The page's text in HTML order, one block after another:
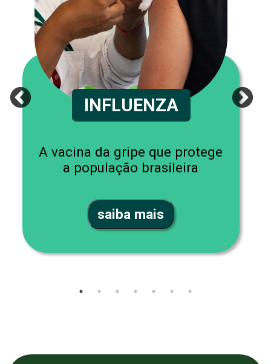
INFLUENZA
A vacina da gripe que protege
a população brasileira
saiba mais